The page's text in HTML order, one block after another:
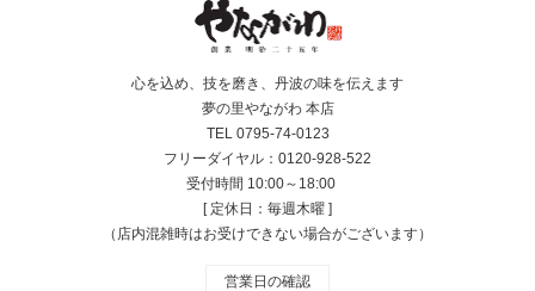
心を込め、技を磨き、丹波の味を伝えます
夢の里やながわ 本店
TEL 0795-74-0123
フリーダイヤル：0120-928-522
受付時間 10:00～18:00
[ 定休日：毎週木曜 ]
（店内混雑時はお受けできない場合がございます）
営業日の確認